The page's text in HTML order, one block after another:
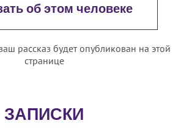
об этом человеке
рассказ будет опубликован на этой
странице
ЗАПИСКИ